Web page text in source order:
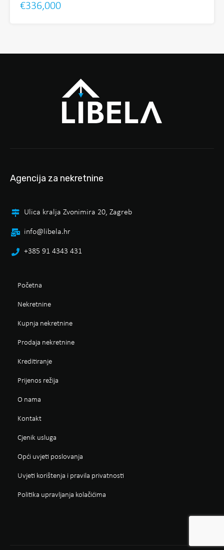
€336,000
Agencija za nekretnine
Ulica kralja Zvonimira 20, Zagreb
info@libela.hr
+385 91 4343 431
Početna
Nekretnine
Kupnja nekretnine
Prodaja nekretnine
Kreditiranje
Prijenos režija
O nama
Kontakt
Cjenik usluga
Opći uvjeti poslovanja
Uvjeti korištenja i pravila privatnosti
Politika upravljanja kolačićima